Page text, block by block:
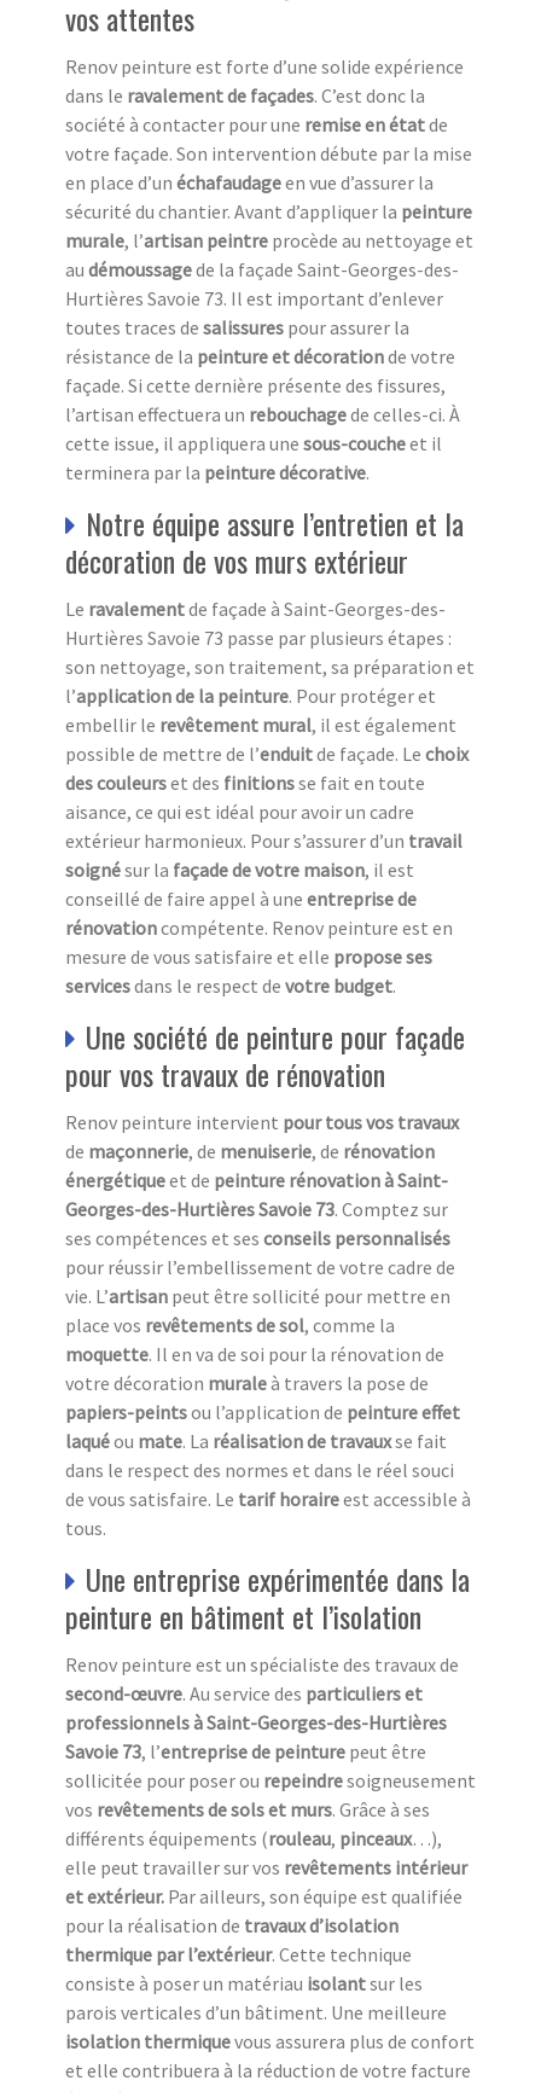
vos attentes
Renov peinture est forte d’une solide expérience
dans le ravalement de façades. C’est donc la
société à contacter pour une remise en étatde
votre façade. Son intervention débute par la mise
en place d’un échafaudageen vue d’assurer la
sécurité du chantier. Avant d’appliquer la peinture
murale, l’artisan peintre procède au nettoyage et
au démoussagede la façade Saint-Georges-des-
Hurtières Savoie 73. Il est important d’enlever
toutes traces de salissures pour assurer la
résistance de la peinture et décorationde votre
façade. Si cette dernière présente des fissures,
l’artisan effectuera un rebouchagede celles-ci. À
cette issue, il appliquera une sous-coucheet il
terminera par la peinture décorative.
Notre équipe assure l’entretien et la
décoration de vos murs extérieur
Le ravalementde façade à Saint-Georges-des-
Hurtières Savoie 73 passe par plusieurs étapes :
son nettoyage, son traitement, sa préparation et
l’application de la peinture. Pour protéger et
embellir le revêtement mural, il est également
possible de mettre de l’enduitde façade. Le choix
des couleurset des finitionsse fait en toute
aisance, ce qui est idéal pour avoir un cadre
extérieur harmonieux. Pour s’assurer d’un travail
soignésur la façade de votre maison, il est
conseillé de faire appel à une entreprise de
rénovationcompétente. Renov peinture est en
mesure de vous satisfaire et elle propose ses
servicesdans le respect de votre budget.
Une société de peinture pour façade
pour vos travaux de rénovation
Renov peinture intervient pour tous vos travaux
de maçonnerie, de menuiserie, de rénovation
énergétiqueet de peinture rénovation à Saint-
Georges-des-Hurtières Savoie 73. Comptez sur
ses compétences et ses conseils personnalisés
pour réussir l’embellissement de votre cadre de
vie. L’artisan peut être sollicité pour mettre en
place vos revêtements de sol, comme la
moquette. Il en va de soi pour la rénovation de
votre décoration muraleà travers la pose de
papiers-peintsou l’application de peinture effet
laquéou mate. La réalisation de travauxse fait
dans le respect des normes et dans le réel souci
de vous satisfaire. Le tarif horaireest accessible à
tous.
Une entreprise expérimentée dans la
peinture en bâtiment et l’isolation
Renov peinture est un spécialiste des travaux de
second-œuvre. Au service des particuliers et
professionnels à Saint-Georges-des-Hurtières
Savoie 73, l’entreprise de peinture peut être
sollicitée pour poser ou repeindresoigneusement
vos revêtements de sols et murs. Grâce à ses
différents équipements (rouleau, pinceaux…),
elle peut travailler sur vos revêtements intérieur
et extérieur. Par ailleurs, son équipe est qualifiée
pour la réalisation de travaux d’isolation
thermique par l’extérieur. Cette technique
consiste à poser un matériau isolantsur les
parois verticales d’un bâtiment. Une meilleure
isolation thermiquevous assurera plus de confort
et elle contribuera à la réduction de votre facture